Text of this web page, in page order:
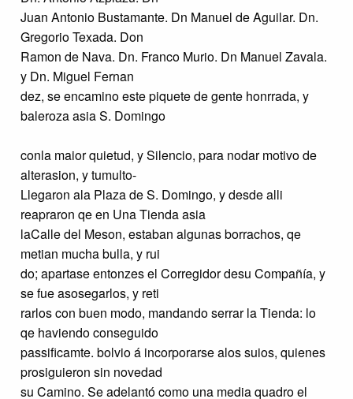
Juan Antonio Bustamante. Dn Manuel de Aguilar. Dn.
Gregorio Texada. Don
Ramon de Nava. Dn. Franco Murio. Dn Manuel Zavala.
y Dn. Miguel Fernan
dez, se encamino este piquete de gente honrrada, y
baleroza asia S. Domingo
conla maior quietud, y Silencio, para nodar motivo de
alterasion, y tumulto-
Llegaron ala Plaza de S. Domingo, y desde alli
reapraron qe en Una Tienda asia
laCalle del Meson, estaban algunas borrachos, qe
metian mucha bulla, y rui
do; apartase entonzes el Corregidor desu Compañía, y
se fue asosegarlos, y reti
rarlos con buen modo, mandando serrar la Tienda: lo
qe haviendo conseguido
passificamte. bolvio á incorporarse alos suios, quienes
prosiguieron sin novedad
su Camino. Se adelantó como una media quadro el